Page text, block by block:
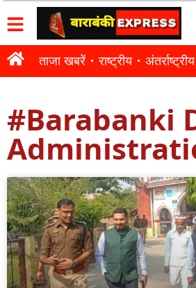
ताजा खबरें राष्ट्रीय अंतर्राष्ट्रीय
#Barabanki